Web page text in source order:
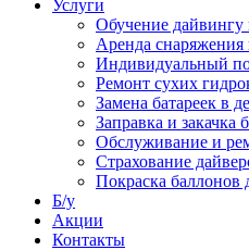
Услуги
Обучение
Аренда снаряжения
Индивидуальный
Ремонт сухих
Замена батареек в
Заправка и закачка
Обслуживание и
Страхование
Покраска баллонов
Б/у
Акции
Контакты